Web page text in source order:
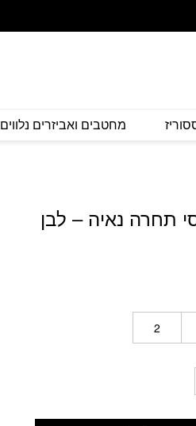
מחטבים ואביזרים נלווים
תחרה נאיה – לבן
2